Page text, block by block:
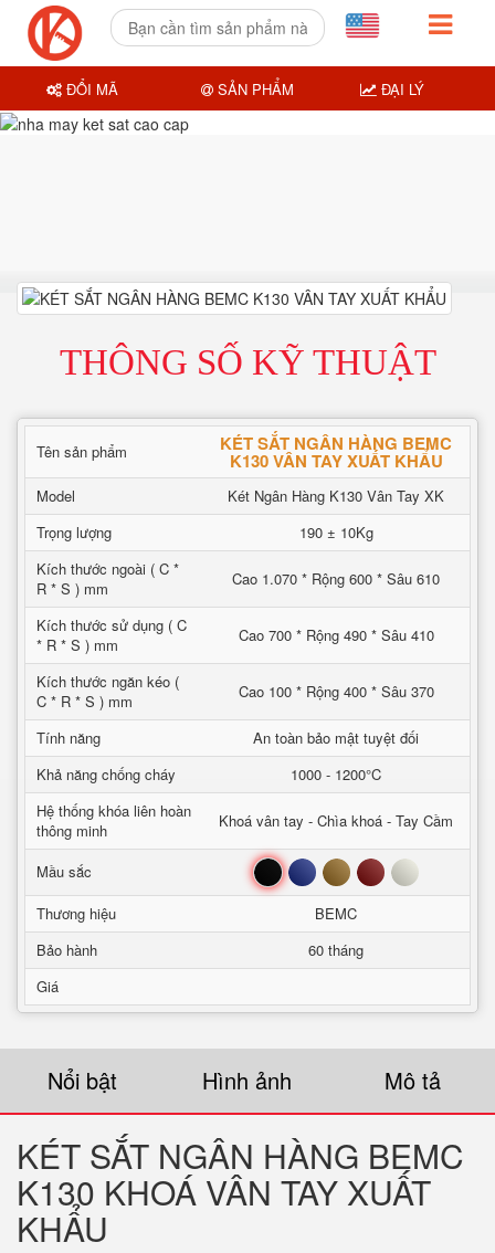
THÔNG SỐ KỸ THUẬT
Tên sản phẩm KÉT SẮT NGÂN HÀNG BEMC
K130 VÂN TAY XUẤT KHẨU
Model
Két Ngân Hàng K130 Vân Tay XK
Trọng lượng
190 ± 10Kg
Kích thước ngoài ( C *
R * S ) mm
Cao 1.070 * Rộng 600 * Sâu 610
Kích thước sử dụng ( C
* R * S ) mm
Cao 700 * Rộng 490 * Sâu 410
Kích thước ngăn kéo (
C * R * S ) mm
Cao 100 * Rộng 400 * Sâu 370
Tính năng
An toàn bảo mật tuyệt đối
Khả năng chống cháy
1000 - 1200°C
Hệ thống khóa liên hoàn
thông minh
Khoá vân tay - Chìa khoá - Tay Cầm
Mầu sắc Đen Xanh Nâu Đỏ Trắng
Thương hiệu
BEMC
Bảo hành
60 tháng
Giá
Nổi bật Hình ảnh Mô tả
KÉT SẮT NGÂN HÀNG BEMC
K130 KHOÁ VÂN TAY XUẤT
KHẨU
ĐỔI MÃ SẢN PHẨM ĐẠI LÝ